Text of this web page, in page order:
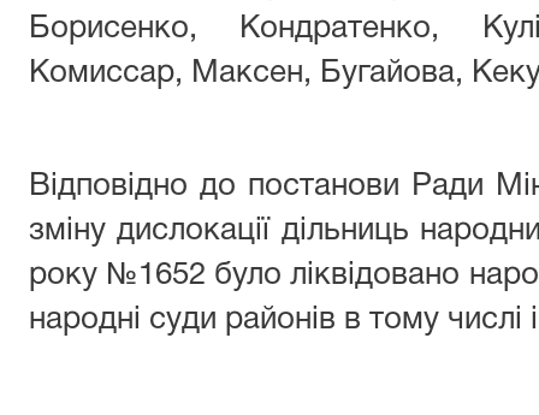
Борисенко, Кондратенко,
Комиссар, Максен, Бугайова,
Відповідно до постанови Ради
зміну дислокації дільниць
року №1652 було ліквідовано
народні суди районів в тому